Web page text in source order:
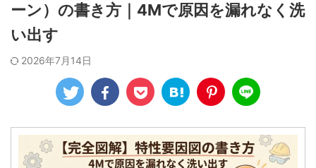
ーン）の書き方｜4Mで原因を漏れなく洗
い出す
2026年7月14日